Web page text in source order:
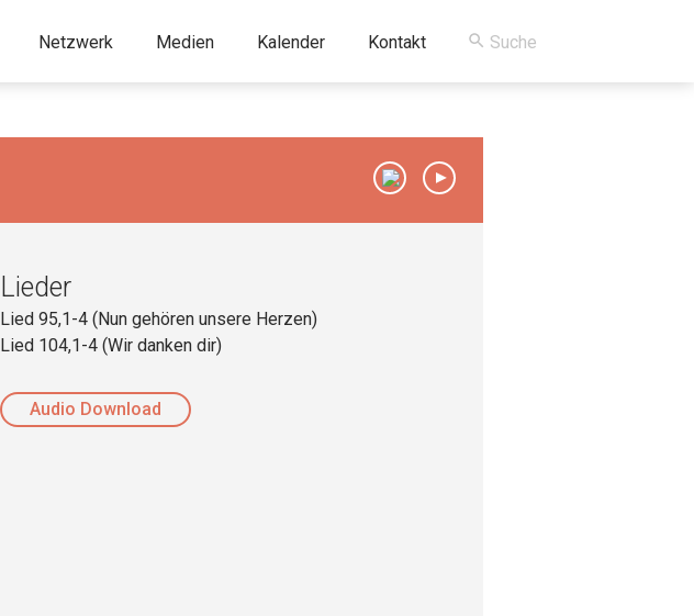
Netzwerk Medien Kalender Kontakt
Lieder
Lied 95,1-4 (Nun gehören unsere Herzen)
Lied 104,1-4 (Wir danken dir)
Audio Download